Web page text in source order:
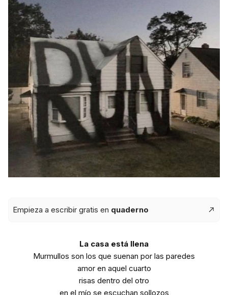
Empieza a escribir gratis en quaderno
La casa está llena
Murmullos son los que suenan por las paredes
amor en aquel cuarto
risas dentro del otro
en el mío se escuchan sollozos